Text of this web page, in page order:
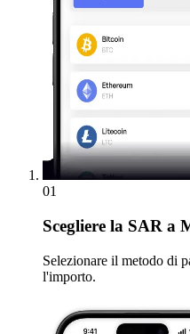
01
Scegliere la SAR a
Selezionare il metodo di
l'importo.